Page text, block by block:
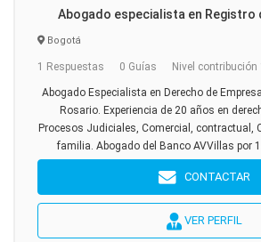
Abogado especialista en Registro
Bogotá
1 Respuestas 0 Guías Nivel contribución
Abogado Especialista en Derecho de
Rosario. Experiencia de 20 años en
Procesos Judiciales, Comercial, contractual,
familia. Abogado del Banco AVVillas por
CONTACTAR
VER PERFIL